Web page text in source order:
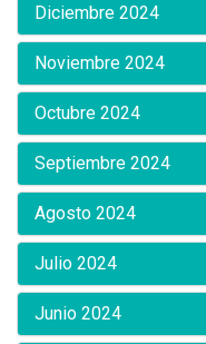
Diciembre 2024
Noviembre 2024
Octubre 2024
Septiembre 2024
Agosto 2024
Julio 2024
Junio 2024